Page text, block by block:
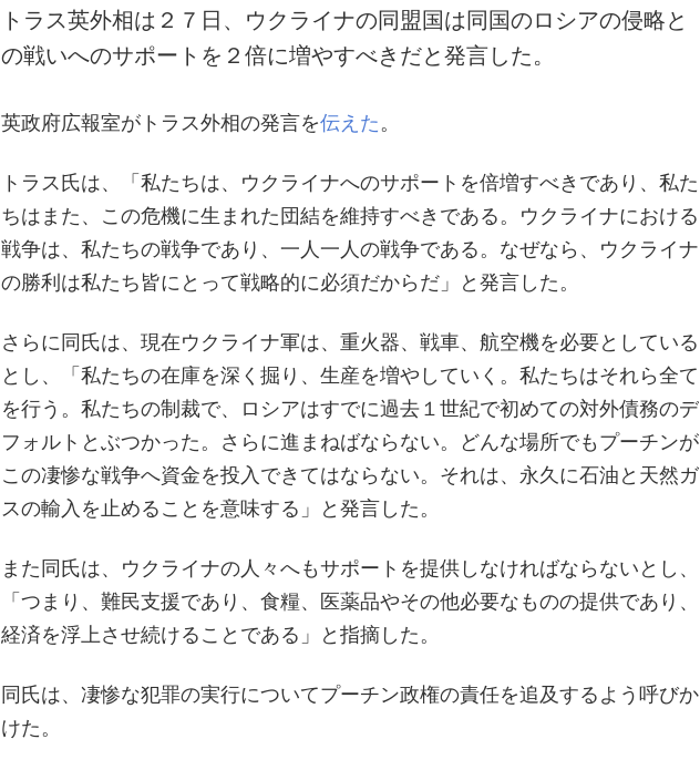
トラス英外相は２７日、ウクライナの同盟国は同国のロシアの侵略と
の戦いへのサポートを２倍に増やすべきだと発言した。
英政府広報室がトラス外相の発言を伝えた 。
トラス氏は、「私たちは、ウクライナへのサポートを倍増すべきであり、私た
ちはまた、この危機に生まれた団結を維持すべきである。ウクライナにおける
戦争は、私たちの戦争であり、一人一人の戦争である。なぜなら、ウクライナ
の勝利は私たち皆にとって戦略的に必須だからだ」と発言した。
さらに同氏は、現在ウクライナ軍は、重火器、戦車、航空機を必要としている
とし、「私たちの在庫を深く掘り、生産を増やしていく。私たちはそれら全て
を行う。私たちの制裁で、ロシアはすでに過去１世紀で初めての対外債務のデ
フォルトとぶつかった。さらに進まねばならない。どんな場所でもプーチンが
この凄惨な戦争へ資金を投入できてはならない。それは、永久に石油と天然ガ
スの輸入を止めることを意味する」と発言した。
また同氏は、ウクライナの人々へもサポートを提供しなければならないとし、
「つまり、難民支援であり、食糧、医薬品やその他必要なものの提供であり、
経済を浮上させ続けることである」と指摘した。
同氏は、凄惨な犯罪の実行についてプーチン政権の責任を追及するよう呼びか
けた。